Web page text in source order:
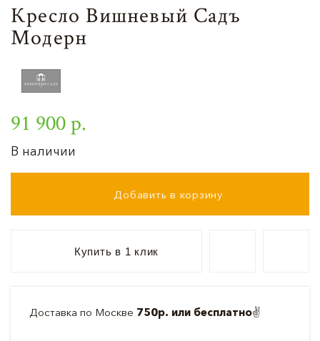
Кресло Вишневый Садъ
Модерн
91 900 р.
В наличии
Добавить в корзину
Купить в 1 клик
Доставка по Москве 750р. или бесплатно✌️